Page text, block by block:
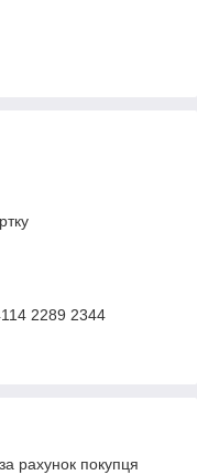
2289 2344
рахунок покупця